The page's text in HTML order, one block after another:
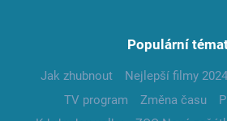
Populární
Jak zhubnout Nejlepší filmy 2024
TV program
Změna času